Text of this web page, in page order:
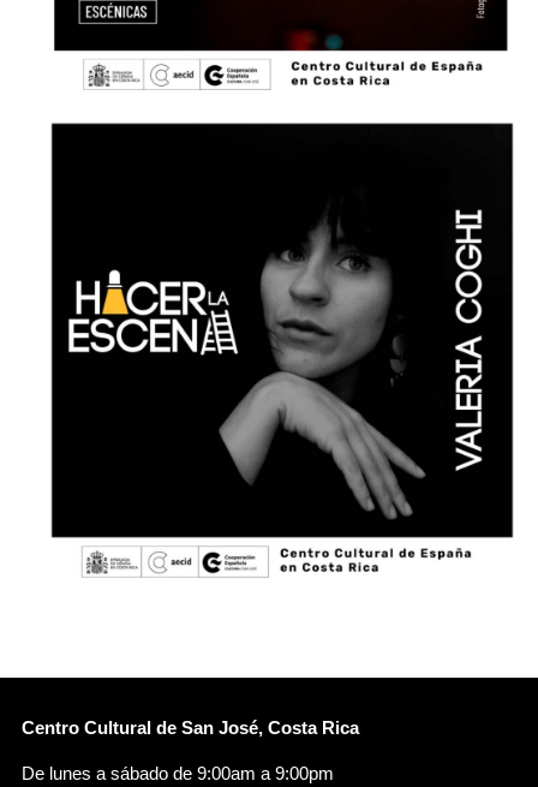
Centro Cultural de San José, Costa Rica
De lunes a sábado de 9:00am a 9:00pm